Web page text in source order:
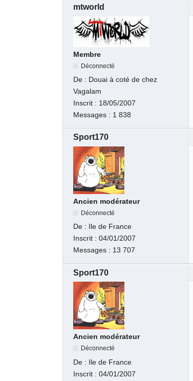
mtworld
Membre
Déconnecté
De : Douai à coté de chez
Vagalam
Inscrit : 18/05/2007
Messages : 1 838
Sport170
Ancien modérateur
Déconnecté
De :
Ile de France
Inscrit :04/01/2007
Messages : 13 707
Sport170
Ancien modérateur
Déconnecté
De : Ile de France
Inscrit :04/01/2007